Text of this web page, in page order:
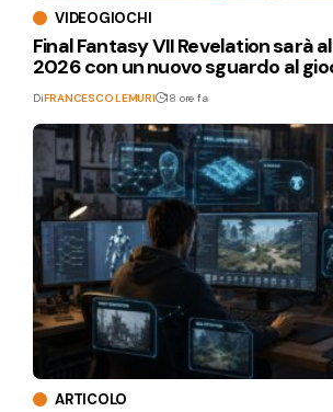
VIDEOGIOCHI
Final Fantasy VII Revelation sarà
2026 con un nuovo sguardo al
DiFRANCESCO LEMURI 18 ore fa
ARTICOLO